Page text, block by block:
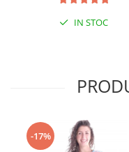
IN STOC
-17%